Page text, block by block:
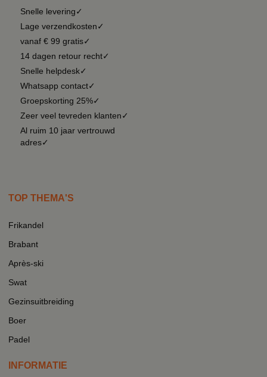
Snelle levering✓
Lage verzendkosten✓
vanaf € 99 gratis✓
14 dagen retour recht✓
Snelle helpdesk✓
Whatsapp contact✓
Groepskorting 25%✓
Zeer veel tevreden klanten✓
Al ruim 10 jaar vertrouwd
adres✓
TOP THEMA'S
Frikandel
Brabant
Après-ski
Swat
Gezinsuitbreiding
Boer
Padel
INFORMATIE